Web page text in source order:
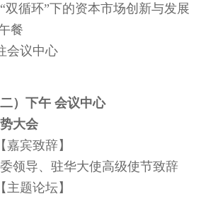
双循环”下的资本市场创新与发展
餐
会议中心
）下午 会议中心
大会
宾致辞】
领导、驻华大使高级使节致辞
题论坛】